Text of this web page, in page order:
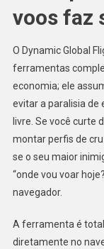
voos faz
O Dynamic Global
ferramentas
economia; ele
evitar a paralisia de
livre. Se você curte
montar perfis de
se o seu maior
“onde vou voar
navegador.
A ferramenta é
diretamente no